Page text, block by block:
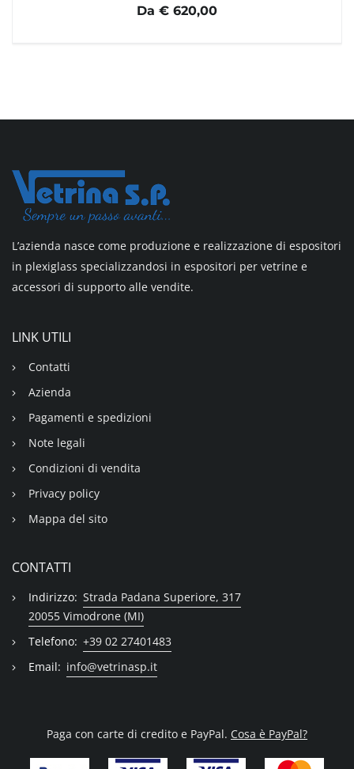
Da € 620,00
L’azienda nasce come produzione e realizzazione di espositori
in plexiglass specializzandosi in espositori per vetrine e
accessori di supporto alle vendite.
LINK UTILI
Contatti
Azienda
Pagamenti e spedizioni
Note legali
Condizioni di vendita
Privacy policy
Mappa del sito
CONTATTI
Indirizzo: Strada Padana Superiore, 317
20055 Vimodrone (MI)
Telefono: +39 02 27401483
Email: info@vetrinasp.it
Paga con carte di credito e PayPal. Cosa è PayPal?